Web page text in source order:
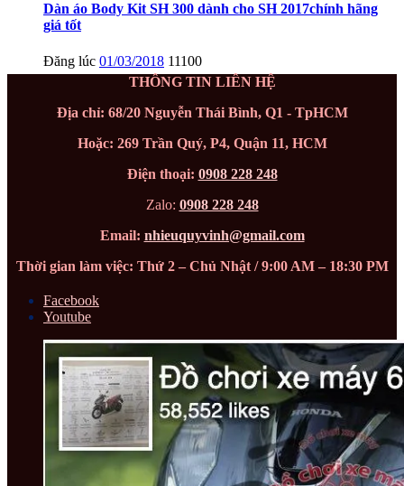
Dàn áo Body Kit SH 300 dành cho SH 2017chính hãng
giá tốt
Đăng lúc 01/03/2018 11100
THÔNG TIN LIÊN HỆ
Địa chỉ: 68/20 Nguyễn Thái Bình, Q1 - TpHCM
Hoặc: 269 Trần Quý, P4, Quận 11, HCM
Điện thoại: 0908 228 248
Zalo: 0908 228 248
Email: nhieuquyvinh@gmail.com
Thời gian làm việc: Thứ 2 – Chủ Nhật / 9:00 AM – 18:30 PM
Facebook
Youtube